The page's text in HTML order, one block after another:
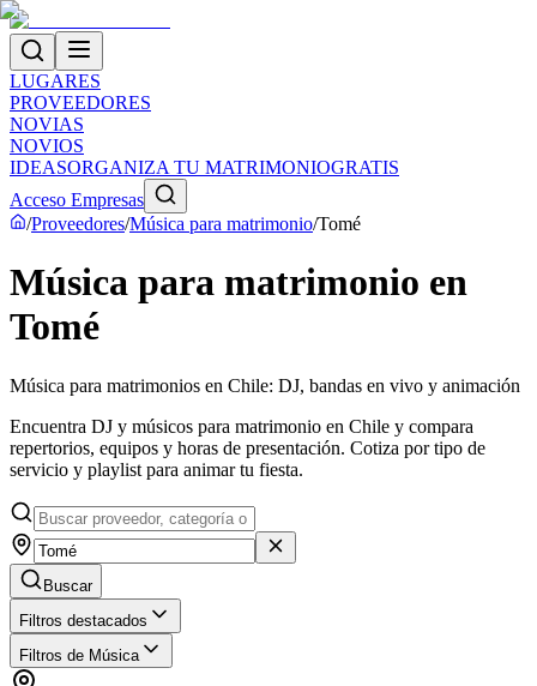
LUGARES
PROVEEDORES
NOVIAS
NOVIOS
IDEASORGANIZA TU MATRIMONIOGRATIS
Acceso Empresas
/Proveedores/Música para matrimonio/Tomé
Música para matrimonio en
Tomé
Música para matrimonios en Chile: DJ, bandas en vivo y animación
Encuentra DJ y músicos para matrimonio en Chile y compara
repertorios, equipos y horas de presentación. Cotiza por tipo de
servicio y playlist para animar tu fiesta.
Buscar
Filtros destacados
Filtros de Música